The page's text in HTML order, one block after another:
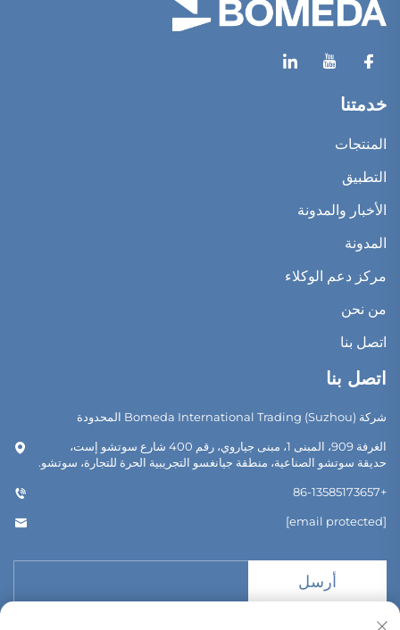
خدمتنا
المنتجات
التطبيق
الأخبار والمدونة
المدونة
مركز دعم الوكلاء
من نحن
اتصل بنا
اتصل بنا
شركة Bomeda International Trading (Suzhou) المحدودة
الغرفة 909، المبنى 1، مبنى جياروي، رقم 400 شارع سوتشو إست،
حديقة سوتشو الصناعية، منطقة جيانغسو التجريبية الحرة للتجارة، سوتشو.
+86-13585173657
[email protected]
أرسل